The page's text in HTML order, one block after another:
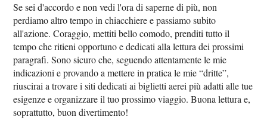
Se sei d'accordo e non vedi l'ora di saperne di più, non
perdiamo altro tempo in chiacchiere e passiamo subito
all'azione. Coraggio, mettiti bello comodo, prenditi tutto il
tempo che ritieni opportuno e dedicati alla lettura dei prossimi
paragrafi. Sono sicuro che, seguendo attentamente le mie
indicazioni e provando a mettere in pratica le mie “dritte”,
riuscirai a trovare i siti dedicati ai biglietti aerei più adatti alle tue
esigenze e organizzare il tuo prossimo viaggio. Buona lettura e,
soprattutto, buon divertimento!